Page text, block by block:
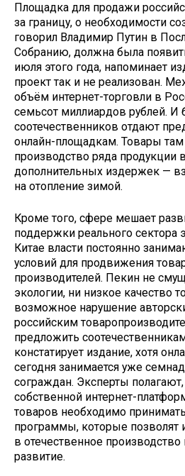
Площадка для продажи
за границу, о необходимости
говорил Владимир Путин в
Собранию, должна была
июля этого года, напоминает
проект так и не реализован.
объём интернет-торговли в
семьсот миллиардов рублей. И
соотечественников отдают
онлайн-площадкам. Товары
производство ряда продукции
дополнительных издержек —
на отопление зимой.
Кроме того, сфере мешает
поддержки реального
Китае власти постоянно
условий для продвижения
производителей. Пекин не
экологии, ни низкое качество
возможное нарушение
российским
предложить
констатирует издание, хотя
сегодня занимается уже
сограждан. Эксперты
собственной интернет-
товаров необходимо
программы, которые позволят
в отечественное производство
развитие.